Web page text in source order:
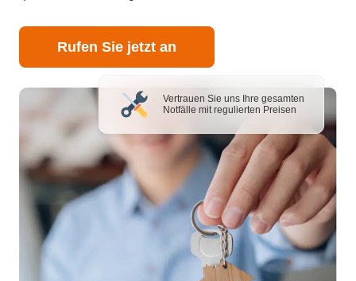
Rufen Sie jetzt an
Vertrauen Sie uns Ihre gesamten
Notfälle mit regulierten Preisen